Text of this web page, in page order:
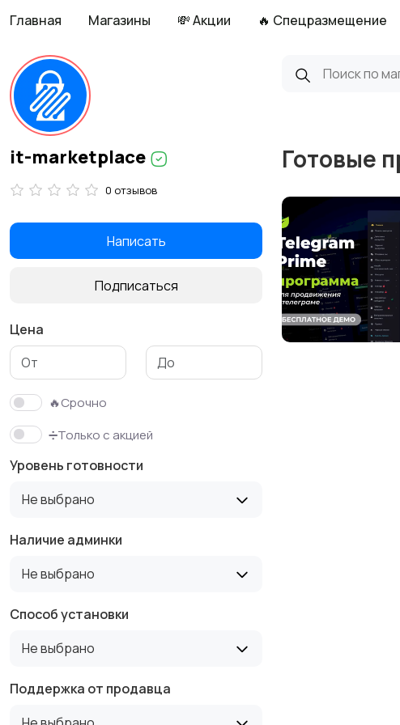
Главная Магазины 💸 Акции 🔥 Спецразмещение
it-marketplace
0 отзывов
Написать
Подписаться
Цена
🔥Срочно
➗Только с акцией
Уровень готовности
Не выбрано
Наличие админки
Не выбрано
Способ установки
Не выбрано
Поддержка от продавца
Готовые